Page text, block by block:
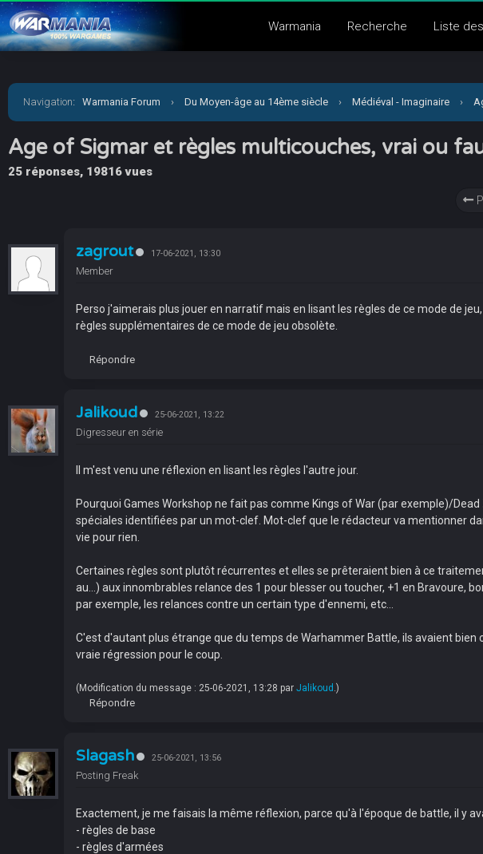
Warmania Recherche Liste
Navigation: Warmania Forum › Du Moyen-âge au 14ème siècle › Médiéval - Imaginaire ›
Age of Sigmar et règles multicouches, vrai ou
25 réponses, 19816 vues
zagrout 17-06-2021, 13:30
Member
Perso j'aimerais plus jouer en narratif mais en lisant les règles de ce mode de
règles supplémentaires de ce mode de jeu obsolète.
Répondre
Jalikoud 25-06-2021, 13:22
Digresseur en série
Il m'est venu une réflexion en lisant les règles l'autre jour.
Pourquoi Games Workshop ne fait pas comme Kings of War (par exemple)/
spéciales identifiées par un mot-clef. Mot-clef que le rédacteur va mentionner
vie pour rien.
Certaines règles sont plutôt récurrentes et elles se prêteraient bien à ce
au...) aux innombrables relance des 1 pour blesser ou toucher, +1 en Bravoure,
par exemple, les relances contre un certain type d'ennemi, etc...
C'est d'autant plus étrange que du temps de Warhammer Battle, ils avaient
vraie régression pour le coup.
(Modification du message : 25-06-2021, 13:28 par Jalikoud .)
Répondre
Slagash 25-06-2021, 13:56
Posting Freak
Exactement, je me faisais la même réflexion, parce qu'à l'époque de battle, il y
- règles de base
- règles d'armées